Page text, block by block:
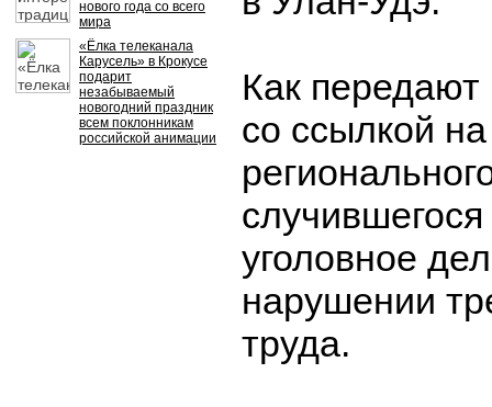
нового года со всего
мира
«Ёлка телеканала
Карусель» в Крокусе
подарит
незабываемый
новогодний праздник
всем поклонникам
российской анимации
Как
со ссылкой
уголовное
нарушении
труда.